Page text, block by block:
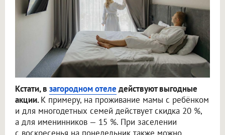
Кстати, в загородном отеле действуют выгодные
акции.К примеру, на проживание мамы с ребёнком
и для многодетных семей действует скидка 20 %,
а для именинников — 15 %. При заселении